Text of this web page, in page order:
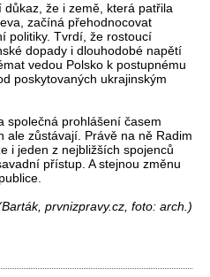
že i země, která patřila
začíná přehodnocovat
politiky. Tvrdí, že rostoucí
dopady i dlouhodobé napětí
vedou Polsko k postupnému
poskytovaných ukrajinským
společná prohlášení časem
ale zůstávají. Právě na ně Radim
i jeden z nejbližších spojenců
přístup. A stejnou změnu
prvnizpravy.cz, foto: arch.)